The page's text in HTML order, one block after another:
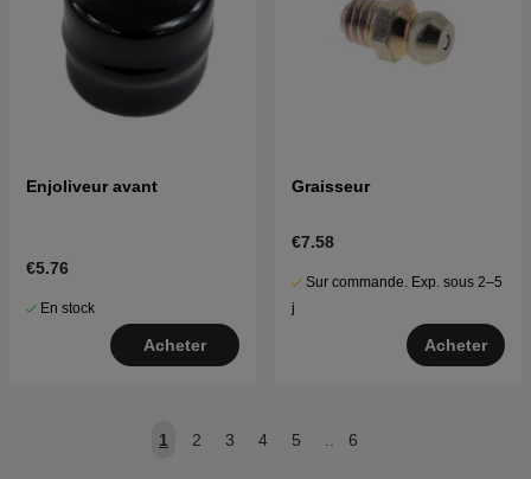
Enjoliveur avant
€5.76
En stock
Acheter
Graisseur
€7.58
Sur commande. Exp. sous 2–5
j
Acheter
1 2 3 4 5 .. 6